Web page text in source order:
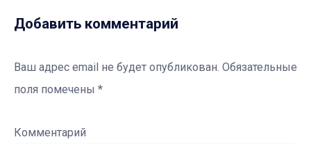
Добавить комментарий
Ваш адрес email не будет опубликован. Обязательные
поля помечены *
Комментарий